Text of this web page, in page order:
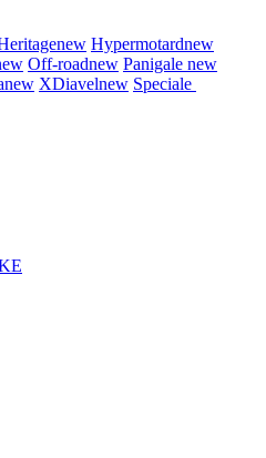
new Hypermotardnew
Off-roadnew Panigale new
new XDiavelnew Speciale